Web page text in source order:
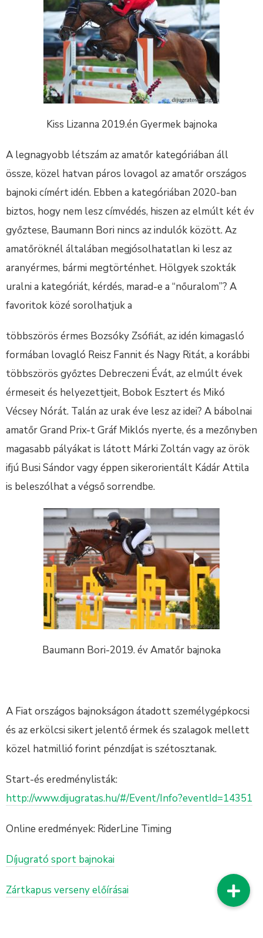
Kiss Lizanna 2019.én Gyermek bajnoka
A legnagyobb létszám az amatőr kategóriában áll
össze, közel hatvan páros lovagol az amatőr országos
bajnoki címért idén. Ebben a kategóriában 2020-ban
biztos, hogy nem lesz címvédés, hiszen az elmúlt két év
győztese, Baumann Bori nincs az indulók között. Az
amatőröknél általában megjósolhatatlan ki lesz az
aranyérmes, bármi megtörténhet. Hölgyek szokták
uralni a kategóriát, kérdés, marad-e a “nőuralom”? A
favoritok közé sorolhatjuk a
többszörös érmes Bozsóky Zsófiát, az idén kimagasló
formában lovagló Reisz Fannit és Nagy Ritát, a korábbi
többszörös győztes Debreczeni Évát, az elmúlt évek
érmeseit és helyezettjeit, Bobok Esztert és Mikó
Vécsey Nórát. Talán az urak éve lesz az idei? A bábolnai
amatőr Grand Prix-t Gráf Miklós nyerte, és a mezőnyben
magasabb pályákat is látott Márki Zoltán vagy az örök
ifjú Busi Sándor vagy éppen sikerorientált Kádár Attila
is beleszólhat a végső sorrendbe.
Baumann Bori-2019. év Amatőr bajnoka
A Fiat országos bajnokságon átadott személygépkocsi
és az erkölcsi sikert jelentő érmek és szalagok mellett
közel hatmillió forint pénzdíjat is szétosztanak.
Start-és eredménylisták:
http://www.dijugratas.hu/#/Event/Info?eventId=14351
Online eredmények: RiderLine Timing
Díjugrató sport bajnokai
Zártkapus verseny előírásai